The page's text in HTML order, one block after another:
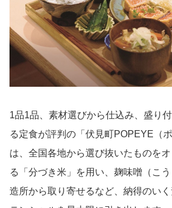
1品1品、素材選びから仕込み、盛り
る定食が評判の「伏見町POPEYE（
は、全国各地から選び抜いたものを
る「分づき米」を用い、麹味噌（こ
造所から取り寄せるなど、納得のい